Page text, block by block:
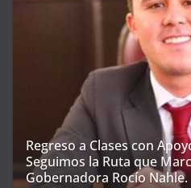
Regreso a Clases con
Seguimos la Ruta que
Gobernadora Rocío Nahle.